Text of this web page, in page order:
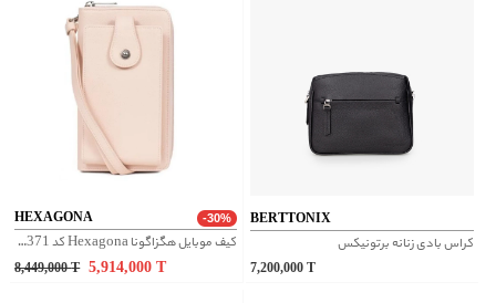
HEXAGONA -30%
کیف موبایل هگزاگونا Hexagona کد 558371
8,449,000 T 5,914,000
BERTTONIX
کراس بادی زنانه برتونیکس
7,200,000